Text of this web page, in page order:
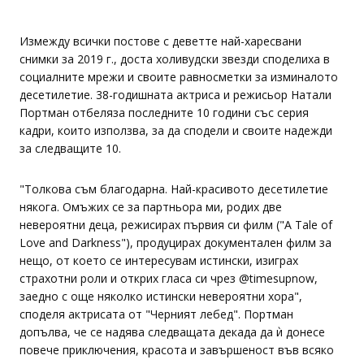
Измежду всички постове с деветте най-харесвани
снимки за 2019 г., доста холивудски звезди споделиха в
социалните мрежи и своите равносметки за изминалото
десетилетие. 38-годишната актриса и режисьор Натали
Портман отбеляза последните 10 години със серия
кадри, които използва, за да сподели и своите надежди
"Толкова съм благодарна. Най-красивото десетилетие
някога. Омъжих се за партньора ми, родих две
невероятни деца, режисирах първия си филм ("A Tale of
Love and Darkness"), продуцирах документален филм за
нещо, от което се интересувам истински, изиграх
страхотни роли и открих гласа си чрез @timesupnow,
заедно с още няколко истински невероятни хора",
споделя актрисата от "Черният лебед". Портман
допълва, че се надява следващата декада да ѝ донесе